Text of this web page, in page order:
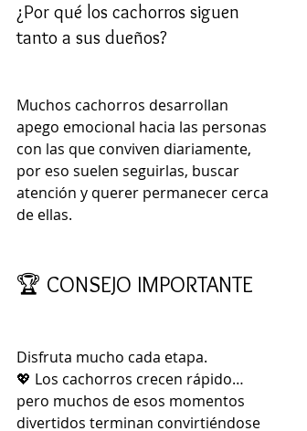
¿Por qué los cachorros siguen
tanto a sus dueños?
Muchos cachorros desarrollan
apego emocional hacia las personas
con las que conviven diariamente,
por eso suelen seguirlas, buscar
atención y querer permanecer cerca
de ellas.
🏆 CONSEJO IMPORTANTE
Disfruta mucho cada etapa.
💖 Los cachorros crecen rápido…
pero muchos de esos momentos
divertidos terminan convirtiéndose